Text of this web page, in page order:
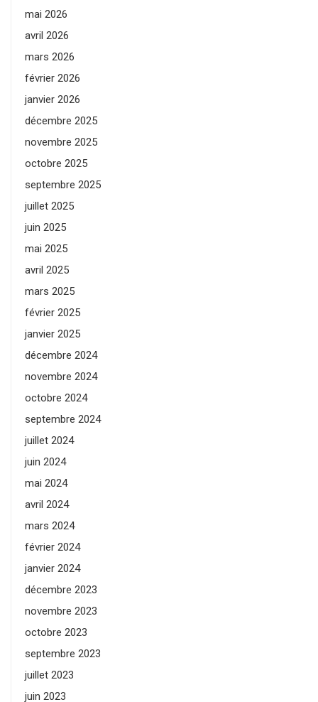
mai 2026
avril 2026
mars 2026
février 2026
janvier 2026
décembre 2025
novembre 2025
octobre 2025
septembre 2025
juillet 2025
juin 2025
mai 2025
avril 2025
mars 2025
février 2025
janvier 2025
décembre 2024
novembre 2024
octobre 2024
septembre 2024
juillet 2024
juin 2024
mai 2024
avril 2024
mars 2024
février 2024
janvier 2024
décembre 2023
novembre 2023
octobre 2023
septembre 2023
juillet 2023
juin 2023